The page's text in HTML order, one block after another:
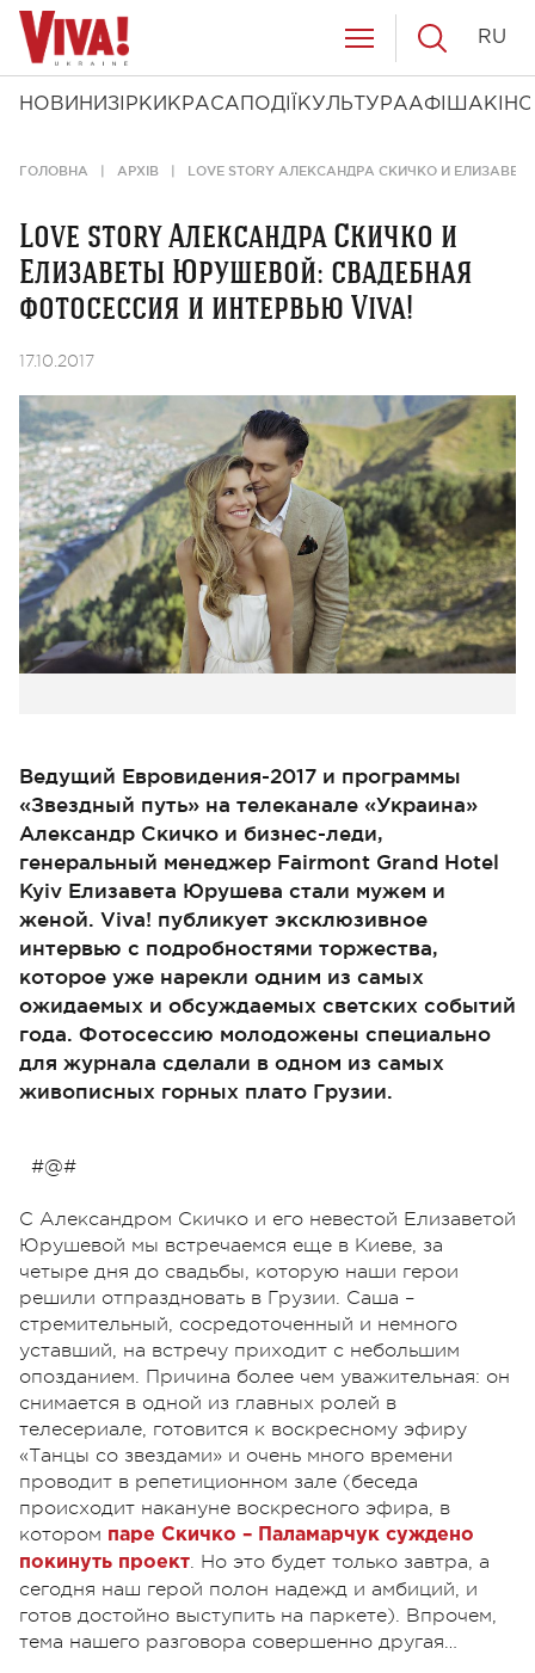
НОВИНИ ЗІРКИ КРАСА ПОДІЇ КУЛЬТУРААФІША КІНО
RU
ГОЛОВНА АРХІВ LOVE STORY АЛЕКСАНДРА СКИЧКО И
Love story Александра Скичко и
Елизаветы Юрушевой: свадебная
фотосессия и интервью Viva!
17.10.2017
Ведущий Евровидения-2017 и программы
«Звездный путь» на телеканале «Украина»
Александр Скичко и бизнес-леди,
генеральный менеджер Fairmont Grand Hotel
Kyiv Елизавета Юрушева стали мужем и
женой. Viva! публикует эксклюзивное
интервью с подробностями торжества,
которое уже нарекли одним из самых
ожидаемых и обсуждаемых светских событий
года. Фотосессию молодожены специально
для журнала сделали в одном из самых
живописных горных плато Грузии.
#@#
С Александром Скичко и его невестой Елизаветой
Юрушевой мы встречаемся еще в Киеве, за
четыре дня до свадьбы, которую наши герои
решили отпраздновать в Грузии. Саша –
стремительный, сосредоточенный и немного
уставший, на встречу приходит с небольшим
опозданием. Причина более чем уважительная: он
снимается в одной из главных ролей в
телесериале, готовится к воскресному эфиру
«Танцы со звездами» и очень много времени
проводит в репетиционном зале (беседа
происходит накануне воскресного эфира, в
котором паре Скичко – Паламарчук суждено
покинуть проект. Но это будет только завтра, а
сегодня наш герой полон надежд и амбиций, и
готов достойно выступить на паркете). Впрочем,
тема нашего разговора совершенно другая…